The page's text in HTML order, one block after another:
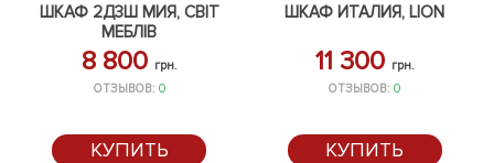
ШКАФ 2Д3Ш МИЯ, СВІТ
МЕБЛІВ
8 800 грн.
ОТЗЫВОВ: 0
КУПИТЬ
ШКАФ ИТАЛИЯ, LION
11 300 грн.
ОТЗЫВОВ:0
КУПИТЬ